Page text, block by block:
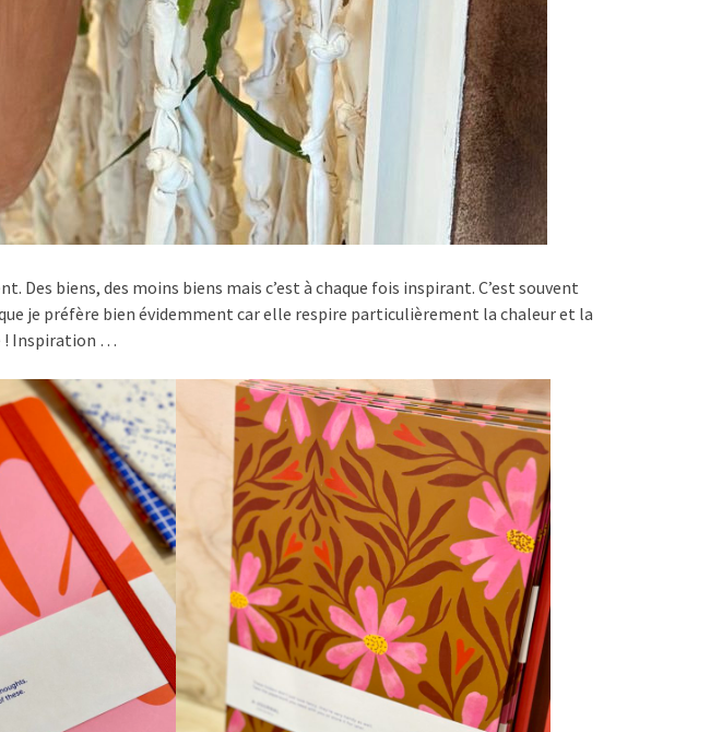
Des biens, des moins biens mais c’est à chaque fois inspirant. C’est souvent
je préfère bien évidemment car elle respire particulièrement la chaleur et la
! Inspiration …